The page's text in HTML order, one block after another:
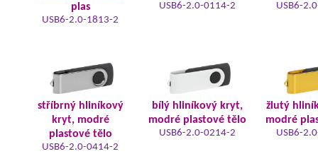
plas
USB6-2.0-1813-2
USB6-2.0-0114-2 USB6-
stříbrný hliníkový
kryt, modré
plastové tělo
USB6-2.0-0414-2
bílý hliníkový kryt,
modré plastové tělo
USB6-2.0-0214-2
žlutý
modré
USB6-